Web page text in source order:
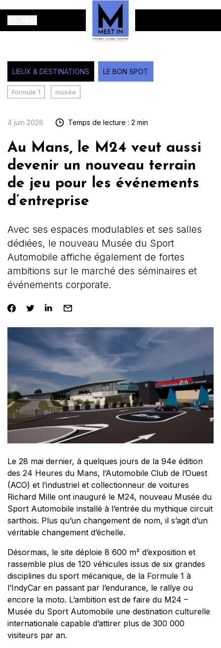
LIEUX & DESTINATIONS LE BON SPOT
Formule 1 musée
4 juin 2026 Temps de lecture : 2 min
Au Mans, le M24 veut aussi
devenir un nouveau terrain
de jeu pour les événements
d’entreprise
Avec ses espaces modulables et ses salles
dédiées, le nouveau Musée du Sport
Automobile affiche également de fortes
ambitions sur le marché des séminaires et
événements corporate.
Le 28 mai dernier, à quelques jours de la 94e édition
des 24 Heures du Mans, l’Automobile Club de l’Ouest
(ACO) et l’industriel et collectionneur de voitures
Richard Mille ont inauguré le M24, nouveau Musée du
Sport Automobile installé à l’entrée du mythique circuit
sarthois. Plus qu’un changement de nom, il s’agit d’un
véritable changement d’échelle.
Désormais, le site déploie 8 600 m² d’exposition et
rassemble plus de 120 véhicules issus de six grandes
disciplines du sport mécanique, de la Formule 1 à
l’IndyCar en passant par l’endurance, le rallye ou
encore la moto. L’ambition est de faire du M24 –
Musée du Sport Automobile une destination culturelle
internationale capable d’attirer plus de 300 000
visiteurs par an.